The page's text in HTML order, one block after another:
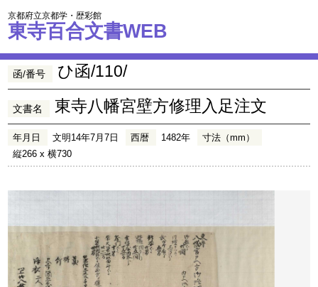
京都府立京都学・歴彩館
東寺百合文書WEB
函/番号 ひ函/110/
文書名 東寺八幡宮壁方修理入足注文
年月日 文明14年7月7日 西暦 1482年
寸法（mm）
縦266 x 横730